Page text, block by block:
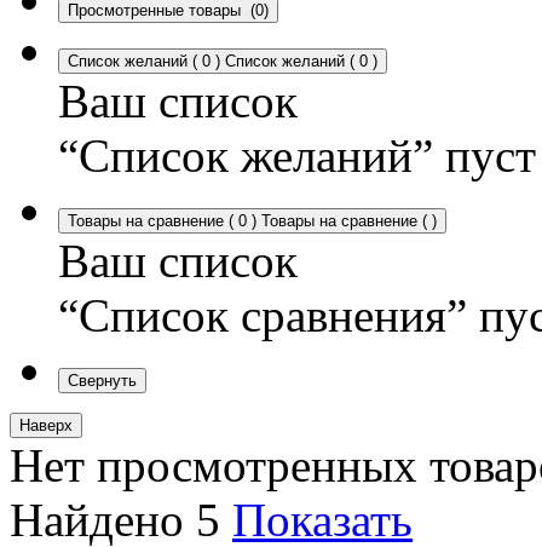
Просмотренные товары (0)
Список желаний ( 0 ) Список желаний ( 0 )
Ваш список
“Список желаний” пуст
Товары на сравнение ( 0 ) Товары на сравнение ( )
Ваш список
“Список сравнения”
Свернуть
Наверх
Нет просмотренных
Найдено 5 Показать